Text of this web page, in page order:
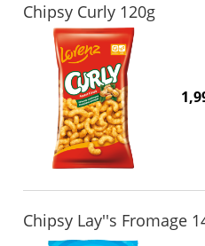
Chipsy Curly 120g
Chipsy Lay''s Fromage